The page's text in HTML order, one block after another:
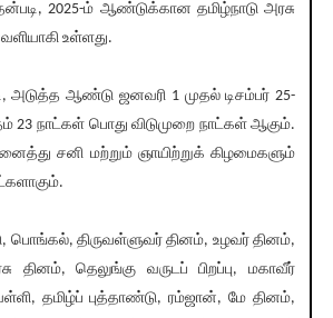
2025-ம் ஆண்டுக்கான தமிழ்நாடு அரசு
உள்ளது.
அடுத்த ஆண்டு ஜனவரி 1 முதல் டிசம்பர் 25-
23 நாட்கள் பொது விடுமுறை நாட்கள் ஆகும்.
சனி மற்றும் ஞாயிற்றுக் கிழமைகளும்
பொங்கல், திருவள்ளுவர் தினம், உழவர் தினம்,
தினம், தெலுங்கு வருடப் பிறப்பு, மகாவீர்
தமிழ்ப் புத்தாண்டு, ரம்ஜான், மே தினம்,